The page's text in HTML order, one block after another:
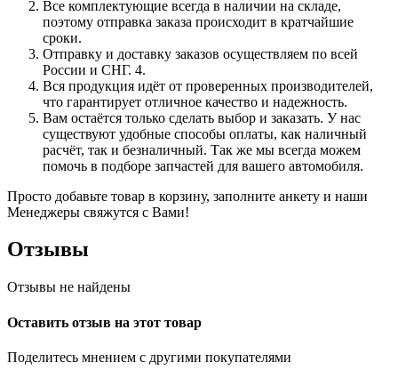
Все комплектующие всегда в наличии на складе,
поэтому отправка заказа происходит в кратчайшие
сроки.
Отправку и доставку заказов осуществляем по всей
России и СНГ. 4.
Вся продукция идёт от проверенных производителей,
что гарантирует отличное качество и надежность.
Вам остаётся только сделать выбор и заказать. У нас
существуют удобные способы оплаты, как наличный
расчёт, так и безналичный. Так же мы всегда можем
помочь в подборе запчастей для вашего автомобиля.
Просто добавьте товар в корзину, заполните анкету и наши
Менеджеры свяжутся с Вами!
Отзывы
Отзывы не найдены
Оставить отзыв на этот товар
Поделитесь мнением с другими покупателями